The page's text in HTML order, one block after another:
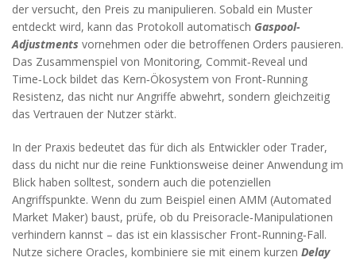
der versucht, den Preis zu manipulieren. Sobald ein Muster
entdeckt wird, kann das Protokoll automatisch Gaspool-
Adjustments vornehmen oder die betroffenen Orders pausieren.
Das Zusammenspiel von Monitoring, Commit‑Reveal und
Time‑Lock bildet das Kern‑Ökosystem von Front‑Running
Resistenz, das nicht nur Angriffe abwehrt, sondern gleichzeitig
das Vertrauen der Nutzer stärkt.
In der Praxis bedeutet das für dich als Entwickler oder Trader,
dass du nicht nur die reine Funktionsweise deiner Anwendung im
Blick haben solltest, sondern auch die potenziellen
Angriffspunkte. Wenn du zum Beispiel einen AMM (Automated
Market Maker) baust, prüfe, ob du Preisoracle‑Manipulationen
verhindern kannst – das ist ein klassischer Front‑Running‑Fall.
Nutze sichere Oracles, kombiniere sie mit einem kurzen Delay